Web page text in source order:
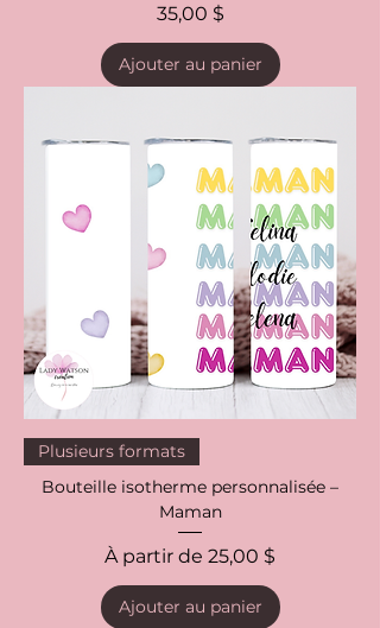
Prix
35,00 $
Ajouter au panier
Plusieurs formats
Bouteille isotherme personnalisée –
Maman
À partir de 25,00 $
Prix promotionnel
Ajouter au panier